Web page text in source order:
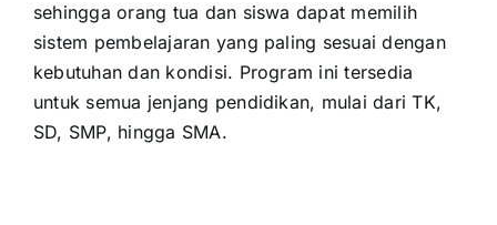
sehingga orang tua dan siswa dapat memilih
sistem pembelajaran yang paling sesuai dengan
kebutuhan dan kondisi. Program ini tersedia
untuk semua jenjang pendidikan, mulai dari TK,
SD, SMP, hingga SMA.